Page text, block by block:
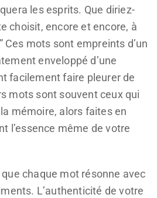
les esprits. Que diriez-
choisit, encore et encore, à
Ces mots sont empreints d’un
enveloppé d’une
facilement faire pleurer de
mots sont souvent ceux qui
mémoire, alors faites en
l’essence même de votre
que chaque mot résonne avec
L’authenticité de votre